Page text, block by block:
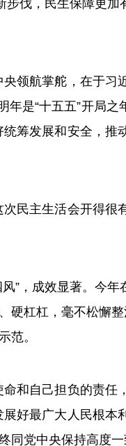
伐，民生保障更
航掌舵，在于习
年是“十五五”开局
筹发展和安全，推
主生活会开得很
，成效显著。今年
杠杠，毫不松懈
范。
自己担负的责任
好最广大人民根本
党中央保持高度一